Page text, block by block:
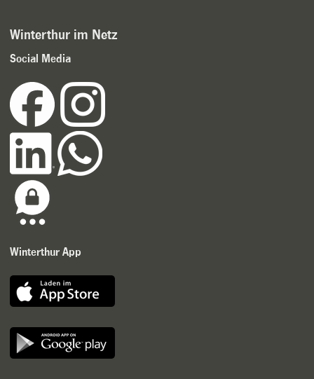
Winterthur im Netz
Social Media
Winterthur App